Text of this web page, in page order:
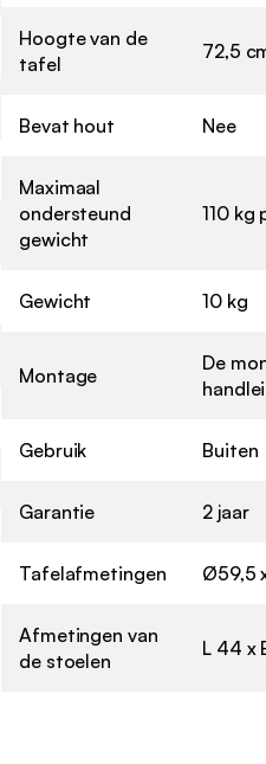
Hoogte van de
tafel
72,5
Bevat hout Nee
Maximaal
ondersteund
gewicht
110 kg
Gewicht 10 kg
Montage
De
Gebruik Buiten
Garantie 2 jaar
Tafelafmetingen Ø59,5
Afmetingen van
de stoelen
L 44 x